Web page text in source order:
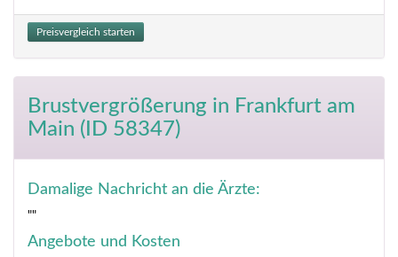
Preisvergleich starten
Brustvergrößerung in Frankfurt am
Main (ID 58347)
Damalige Nachricht an die Ärzte:
""
Angebote und Kosten